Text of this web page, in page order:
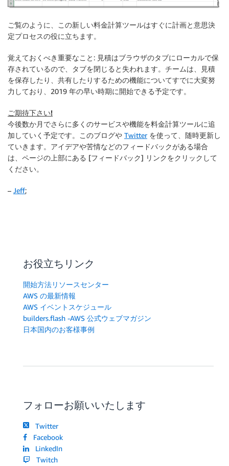
ご覧のように、この新しい料金計算ツールはすぐに計画と意思決
定プロセスの役に立ちます。
覚えておくべき重要なこと: 見積はブラウザのタブにローカルで保
存されているので、タブを閉じると失われます。チームは、見積
を保存したり、共有したりするための機能についてすでに大変努
力しており、2019 年の早い時期に開始できる予定です。
ご期待下さい!
今後数か月でさらに多くのサービスや機能を料金計算ツールに追
加していく予定です。このブログや Twitterを使って、随時更新し
ていきます。アイデアや苦情などのフィードバックがある場合
は、ページの上部にある [フィードバック] リンクをクリックして
ください。
– Jeff;
お役立ちリンク
開始方法リソースセンター
AWS の最新情報
AWS イベントスケジュール
builders.flash -AWS 公式ウェブマガジン
日本国内のお客様事例
フォローお願いいたします
Twitter
Facebook
LinkedIn
Twitch